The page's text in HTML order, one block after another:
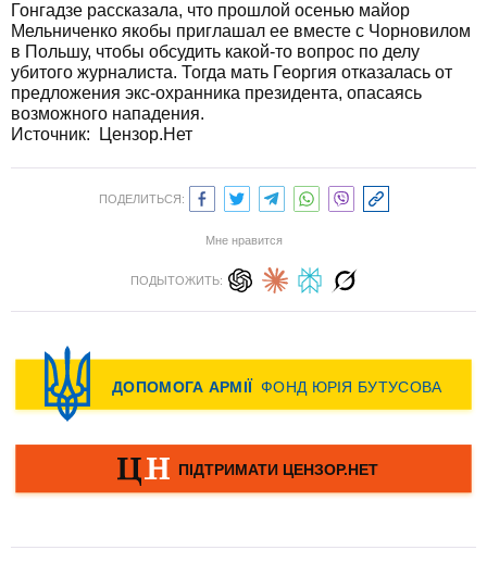
Гонгадзе рассказала, что прошлой осенью майор
Мельниченко якобы приглашал ее вместе с Чорновилом
в Польшу, чтобы обсудить какой-то вопрос по делу
убитого журналиста. Тогда мать Георгия отказалась от
предложения экс-охранника президента, опасаясь
возможного нападения.
Источник: Цензор.Нет
ПОДЕЛИТЬСЯ:
Мне нравится
ПОДЫТОЖИТЬ: